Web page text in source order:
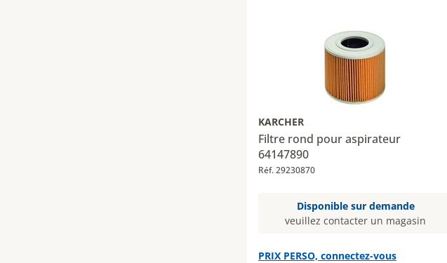
KARCHER
Filtre rond pour aspirateur
64147890
Réf. 29230870
Disponible sur demande
veuillez contacter un magasin
PRIX PERSO, connectez-vous